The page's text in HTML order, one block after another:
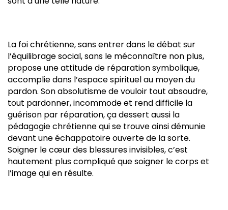
La foi chrétienne, sans entrer dans le débat sur
l’équilibrage social, sans le méconnaître non plus,
propose une attitude de réparation symbolique,
accomplie dans l’espace spirituel au moyen du
pardon. Son absolutisme de vouloir tout absoudre,
tout pardonner, incommode et rend difficile la
guérison par réparation, ça dessert aussi la
pédagogie chrétienne qui se trouve ainsi démunie
devant une échappatoire ouverte de la sorte.
Soigner le cœur des blessures invisibles, c’est
hautement plus compliqué que soigner le corps et
l’image qui en résulte.